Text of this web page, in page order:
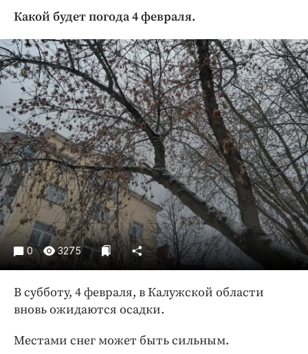
Авто и транспорт
Благоустройство
Криминал
Культура
Недвижимость и ЖКХ
Образование
Общество
Погода
Праздники
Происшествия
Спорт
Экономика и бизнес
ПРОЕКТЫ
Блоги
Издания
Какой будет погода 4 февраля.
0 3275
В субботу, 4 февраля, в Калужской области
вновь ожидаются осадки.
Местами снег может быть сильным.